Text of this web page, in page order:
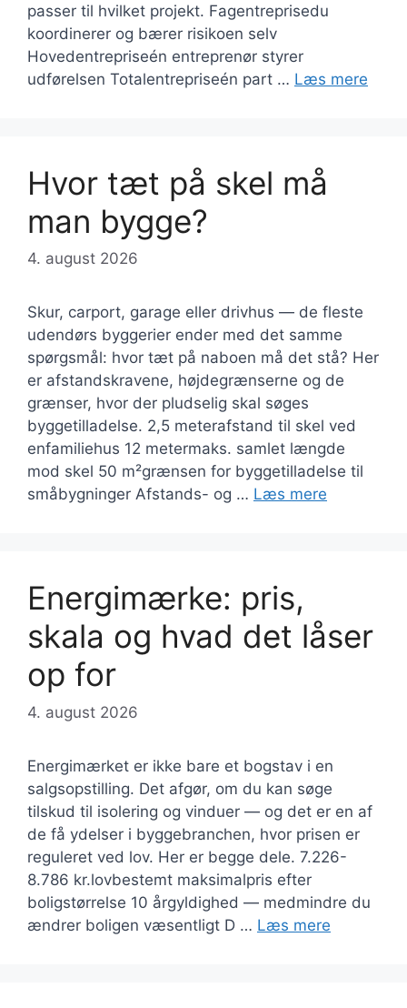
passer til hvilket projekt. Fagentreprisedu
koordinerer og bærer risikoen selv
Hovedentrepriseén entreprenør styrer
udførelsen Totalentrepriseén part … Læs mere
Hvor tæt på skel må
man bygge?
4. august 2026
Skur, carport, garage eller drivhus — de fleste
udendørs byggerier ender med det samme
spørgsmål: hvor tæt på naboen må det stå? Her
er afstandskravene, højdegrænserne og de
grænser, hvor der pludselig skal søges
byggetilladelse. 2,5 meterafstand til skel ved
enfamiliehus 12 metermaks. samlet længde
mod skel 50 m²grænsen for byggetilladelse til
småbygninger Afstands- og … Læs mere
Energimærke: pris,
skala og hvad det låser
op for
4. august 2026
Energimærket er ikke bare et bogstav i en
salgsopstilling. Det afgør, om du kan søge
tilskud til isolering og vinduer — og det er en af
de få ydelser i byggebranchen, hvor prisen er
reguleret ved lov. Her er begge dele. 7.226-
8.786 kr.lovbestemt maksimalpris efter
boligstørrelse 10 årgyldighed — medmindre du
ændrer boligen væsentligt D … Læs mere